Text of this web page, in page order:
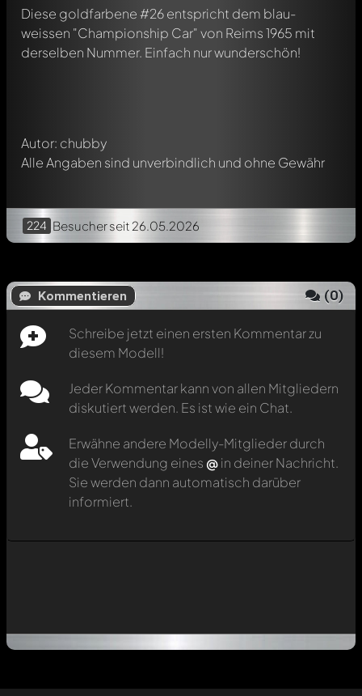
Diese goldfarbene #26 entspricht dem blau-
weissen "Championship Car" von Reims 1965 mit
derselben Nummer. Einfach nur wunderschön!
Autor: chubby
Alle Angaben sind unverbindlich und ohne Gewähr
224 Besucherseit 26.05.2026
Kommentieren (0)
Schreibe jetzt einen ersten Kommentar zu
diesem Modell!
Jeder Kommentar kann von allen Mitgliedern
diskutiert werden. Es ist wie ein Chat.
Erwähne andere Modelly-Mitglieder durch
die Verwendung eines @in deiner Nachricht.
Sie werden dann automatisch darüber
informiert.
Schreibe jetzt einen ersten Kommentar zu diesem Modell!
Jeder Kommentar kann von allen Mitgliedern diskutiert
werden. Es ist wie ein Chat.
Erwähne andere Modelly-Mitglieder durch die